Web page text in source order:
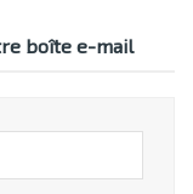
boîte e-mail